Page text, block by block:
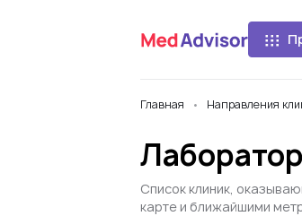
Главная Направления
Список клиник,
карте и ближайшими